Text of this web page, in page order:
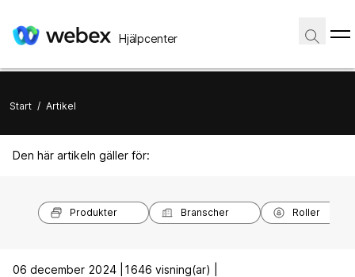
Hjälpcenter
Start / Artikel
Den här artikeln gäller för:
Produkter Branscher Roller
06 december 2024 |
1646 visning(ar) |